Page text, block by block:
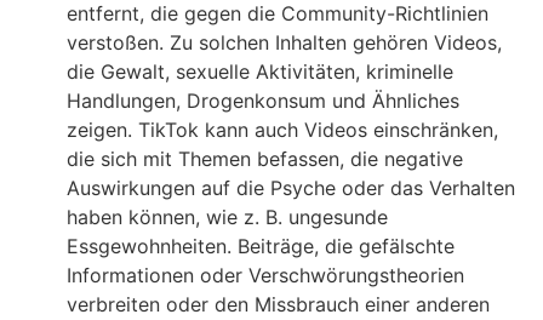
entfernt, die gegen die Community-Richtlinien
verstoßen. Zu solchen Inhalten gehören Videos,
die Gewalt, sexuelle Aktivitäten, kriminelle
Handlungen, Drogenkonsum und Ähnliches
zeigen. TikTok kann auch Videos einschränken,
die sich mit Themen befassen, die negative
Auswirkungen auf die Psyche oder das Verhalten
haben können, wie z. B. ungesunde
Essgewohnheiten. Beiträge, die gefälschte
Informationen oder Verschwörungstheorien
verbreiten oder den Missbrauch einer anderen